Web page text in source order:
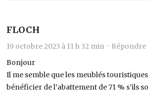
FLOCH
19 octobre 2023 à 11 h 32 min · Répondre
Bonjour
Il me semble que les meublés
bénéficier de l’abattement de 71 % s’ils